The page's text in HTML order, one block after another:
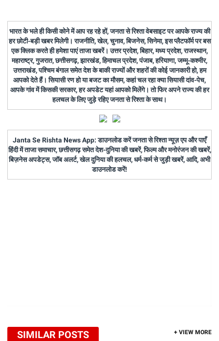
भारत के भले ही किसी कोने में आप रह रहे हों, जनता से रिश्ता वेबसाइट पर आपके राज्य की
हर छोटी-बड़ी खबर मिलेगी। राजनीति, खेल, चुनाव, बिजनेस, सिनेमा, इस प्लैटफॉर्म पर बस
एक क्लिक करते ही हमेशा पाएं ताजा खबरें। उत्तर प्रदेश, बिहार, मध्य प्रदेश, राजस्थान,
महाराष्ट्र, गुजरात, छत्तीसगढ़, झारखंड, हिमाचल प्रदेश, पंजाब, हरियाणा, जम्मू-कश्मीर,
उत्तराखंड, पश्चिम बंगाल समेत देश के बाकी राज्यों और शहरों की कोई जानकारी हो, हम
आपको देते हैं। सियासी रण हो या बजट का मौसम, कहां चल रहा क्या सियासी दांव-पेच,
आपके गांव में किसकी सरकार, हर अपडेट यहां आपको मिलेंगे। तो फिर अपने राज्य की हर
हलचल के लिए जुड़े रहिए जनता से रिश्ता के साथ।
Janta Se Rishta News App: डाउनलोड करें जनता से रिश्ता न्यूज़ एप और पाएँ
हिंदी में ताजा समाचार, छत्तीसगढ़ समेत देश-दुनिया की खबरें, फिल्म और मनोरंजन की खबरें,
बिज़नेस अपडेट्स, जॉब अलर्ट, खेल दुनिया की हलचल, धर्म-कर्म से जुड़ी खबरें, आदि, अभी
डाउनलोड करें!
SIMILAR POSTS + VIEW MORE